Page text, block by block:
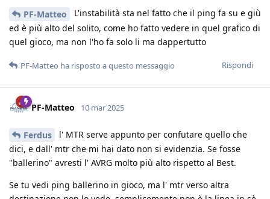
PF-Matteo
L'instabilità sta nel fatto che il ping fa su e giù
ed è più alto del solito, come ho fatto vedere in quel grafico di
quel gioco, ma non l'ho fa solo li ma dappertutto
Rispondi
PF-Matteo ha risposto a questo messaggio
PF-Matteo 10 mar 2025
Ferdus
l' MTR serve appunto per confutare quello che
dici, e dall' mtr che mi hai dato non si evidenzia. Se fosse
"ballerino" avresti l' AVRG molto più alto rispetto al Best.
Se tu vedi ping ballerino in gioco, ma l' mtr verso altra